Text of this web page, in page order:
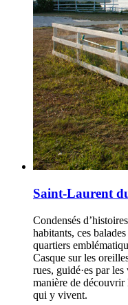
Saint-Laurent
Condensés
habitants, ces
quartiers
Casque sur les
rues, guidé·es par
manière de
qui y vivent.